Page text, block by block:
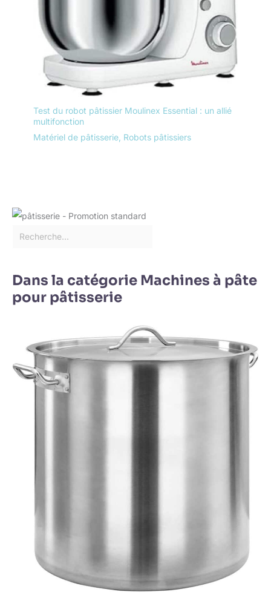
Test du robot pâtissier Moulinex Essential : un allié
multifonction
Matériel de pâtisserie Robots pâtissiers
Dans la catégorie Machines à pâte
pour pâtisserie